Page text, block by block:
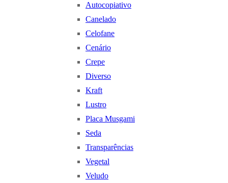
Autocopiativo
Canelado
Celofane
Cenário
Crepe
Diverso
Kraft
Lustro
Placa Musgami
Seda
Transparências
Vegetal
Veludo